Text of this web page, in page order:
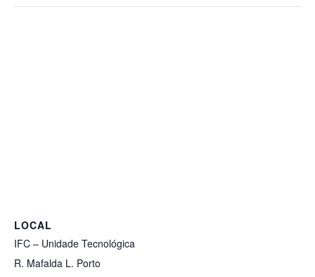
LOCAL
IFC – Unidade Tecnológica
R. Mafalda L. Porto